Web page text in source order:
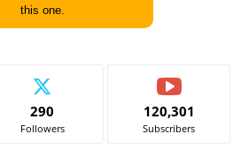
this one.
290
Followers
120,301
Subscribers